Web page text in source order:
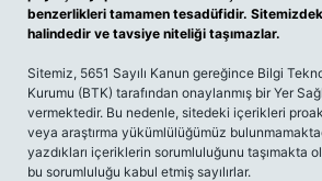
benzerlikleri tamamen tesadüfidir.
halindedir ve tavsiye niteliği taşımazlar.
Sitemiz, 5651 Sayılı Kanun gereğince Bilgi
Kurumu (BTK) tarafından onaylanmış bir Yer
vermektedir. Bu nedenle, sitedeki içerikleri
veya araştırma yükümlülüğümüz
yazdıkları içeriklerin sorumluluğunu taşımakta
bu sorumluluğu kabul etmiş sayılırlar.